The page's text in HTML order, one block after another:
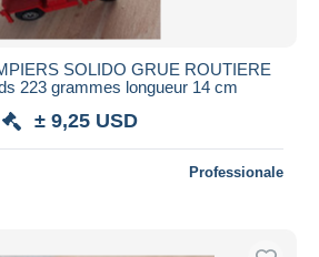
SOLIDO GRUE ROUTIERE
223 grammes longueur 14 cm
± 9,25 USD
Professionale